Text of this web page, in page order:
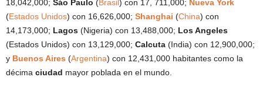
18,042,000; Sáo Paulo (Brasil) con 17, 711,000; Nueva York
(Estados Unidos) con 16,626,000; Shanghai (China) con
14,173,000; Lagos (Nigeria) con 13,488,000; Los Angeles
(Estados Unidos) con 13,129,000; Calcuta (India) con 12,900,000;
y Buenos Aires (Argentina) con 12,431,000 habitantes como la
décima ciudad mayor poblada en el mundo.